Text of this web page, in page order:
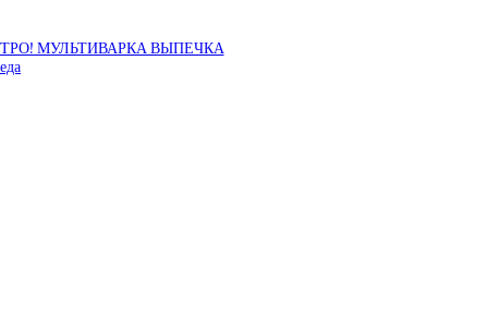
МУЛЬТИВАРКА ВЫПЕЧКА